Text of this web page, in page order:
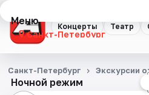
Концерты Театр
Меню
Санкт-Петербург
Концерты
Ночной режим
Санкт-Петербург Экскурсии